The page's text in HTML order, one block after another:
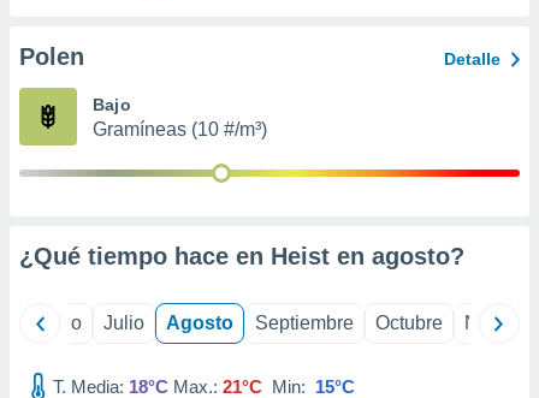
e
mediante
de
Polen Detalle
Bajo
Gramíneas (10 #/m³)
¿Qué tiempo hace en Heist en agosto?
Junio Julio Agosto Septiembre Octubre
T. Media: 18°C Max.: 21°C Min: 15°C